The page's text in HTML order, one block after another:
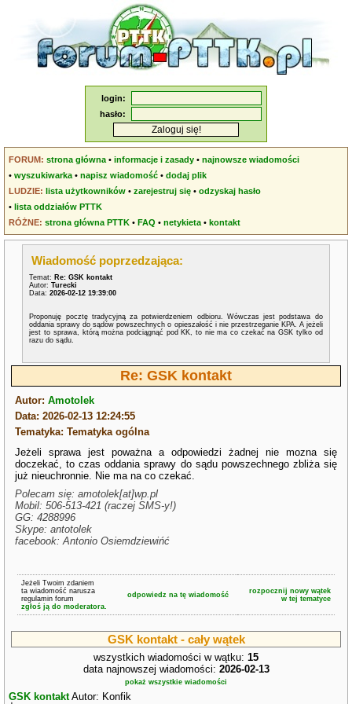
login:
hasło:
FORUM: strona główna •informacje i zasady •najnowsze wiadomości
•wyszukiwarka •napisz wiadomość •dodaj plik
LUDZIE: lista użytkowników •zarejestruj się •odzyskaj hasło
•lista oddziałów PTTK
RÓŻNE: strona główna PTTK •FAQ •netykieta •kontakt
Wiadomość poprzedzająca:
Temat: Re: GSK kontakt
Autor:Turecki
Data:2026-02-12 19:39:00
Proponuję pocztę tradycyjną za potwierdzeniem odbioru. Wówczas jest podstawa do
oddania sprawy do sądów powszechnych o opieszałość i nie przestrzeganie KPA. A jeżeli
jest to sprawa, którą można podciągnąć pod KK, to nie ma co czekać na GSK tylko od
razu do sądu.
Re: GSK kontakt
Autor:Amotolek
Data: 2026-02-13 12:24:55
Tematyka: Tematyka ogólna
Jeżeli sprawa jest poważna a odpowiedzi żadnej nie mozna się
doczekać, to czas oddania sprawy do sądu powszechnego zbliża się
już nieuchronnie. Nie ma na co czekać.
Polecam się: amotolek[at]wp.pl
Mobil: 506-513-421 (raczej SMS-y!)
GG: 4288996
Skype: antotolek
facebook: Antonio Osiemdziewińć
Jeżeli Twoim zdaniem
ta wiadomość narusza
regulamin forum
zgłoś ją do moderatora.
odpowiedz na tę wiadomość
rozpocznij nowy wątek
w tej tematyce
GSK kontakt - cały wątek
wszystkich wiadomości w wątku: 15
data najnowszej wiadomości: 2026-02-13
pokaż wszystkie wiadomości
GSK kontaktAutor: Konfik